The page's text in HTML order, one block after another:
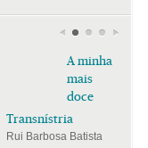
A minha
mais
doce
Transnístria
Rui Barbosa Batista